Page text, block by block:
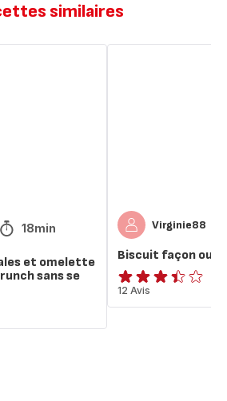
similaires
18min
et omelette
sans se
Virginie88
Biscuit façon
ratings.3.4
12 Avis